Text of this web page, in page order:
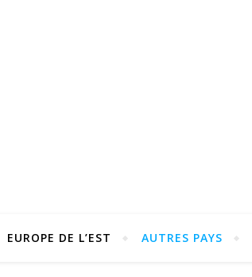
EUROPE DE L’EST AUTRES PAYS